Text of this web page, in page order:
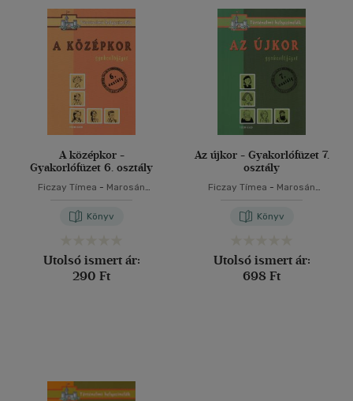
A középkor -
Gyakorlófüzet 6. osztály
Ficzay Tímea - Marosán
Könyv
Utolsó ismert ár:
290 Ft
Az újkor - Gyakorlófüzet 7.
osztály
Ficzay Tímea - Marosán
Könyv
Utolsó ismert ár:
698 Ft